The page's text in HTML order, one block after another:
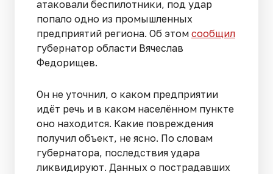
атаковали беспилотники, под удар
попало одно из промышленных
предприятий региона. Об этом сообщил
губернатор области Вячеслав
Федорищев.
Он не уточнил, о каком предприятии
идёт речь и в каком населённом пункте
оно находится. Какие повреждения
получил объект, не ясно. По словам
губернатора, последствия удара
ликвидируют. Данных о пострадавших